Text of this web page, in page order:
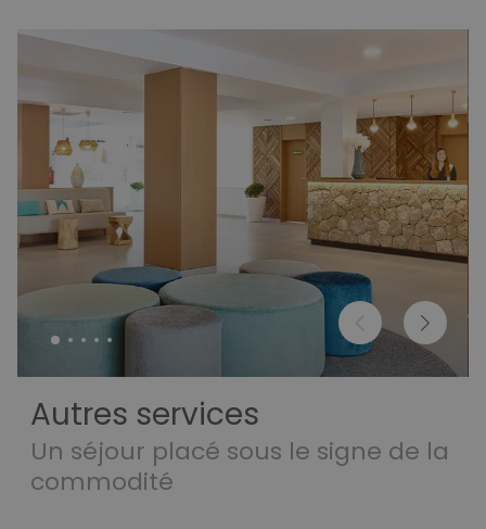
Autres services
Un séjour placé sous le signe de la
commodité